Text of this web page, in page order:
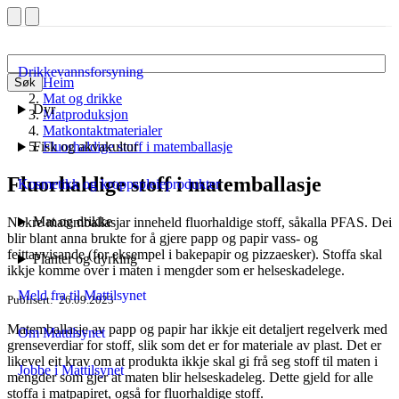
Søk
Drikkevannsforsyning
Dyr
Fisk og akvakultur
Kosmetikk og kroppspleieprodukter
Mat og drikke
Planter og dyrking
Meld fra til Mattilsynet
Om Mattilsynet
Jobbe i Mattilsynet
Heim
Mat og drikke
Matproduksjon
Matkontaktmaterialer
Fluorhaldige stoff i matemballasje
Fluorhaldige stoff i matemballasje
Nokre matemballasjar inneheld fluorhaldige stoff, såkalla PFAS. Dei
blir blant anna brukte for å gjere papp og papir vass- og
feittavvisande (for eksempel i bakepapir og pizzaesker). Stoffa skal
ikkje komme over i maten i mengder som er helseskadelege.
Publisert 26.09.2023
Matemballasje av papp og papir har ikkje eit detaljert regelverk med
grenseverdiar for stoff, slik som det er for materiale av plast. Det er
likevel eit krav om at produkta ikkje skal gi frå seg stoff til maten i
mengder som gjer at maten blir helseskadeleg. Dette gjeld for alle
stoffa i matpapiret, også for fluorhaldige stoff.